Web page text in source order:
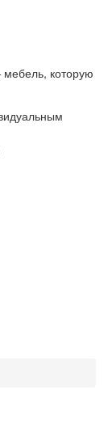
мебель, которую